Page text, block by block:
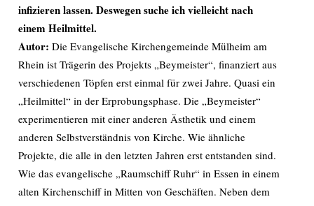
infizieren lassen. Deswegen suche ich vielleicht nach
einem Heilmittel.
Autor: Die Evangelische Kirchengemeinde Mülheim am
Rhein ist Trägerin des Projekts „Beymeister“, finanziert aus
verschiedenen Töpfen erst einmal für zwei Jahre. Quasi ein
„Heilmittel“ in der Erprobungsphase. Die „Beymeister“
experimentieren mit einer anderen Ästhetik und einem
anderen Selbstverständnis von Kirche. Wie ähnliche
Projekte, die alle in den letzten Jahren erst entstanden sind.
Wie das evangelische „Raumschiff Ruhr“ in Essen in einem
alten Kirchenschiff in Mitten von Geschäften. Neben dem